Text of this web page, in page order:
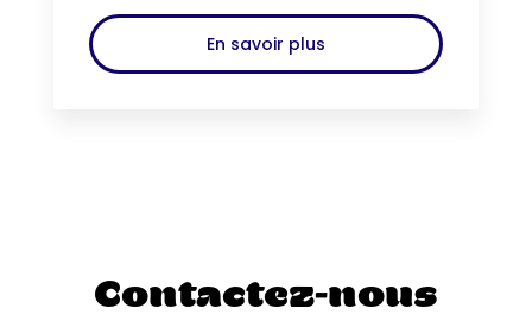
En savoir plus
Contactez-nous